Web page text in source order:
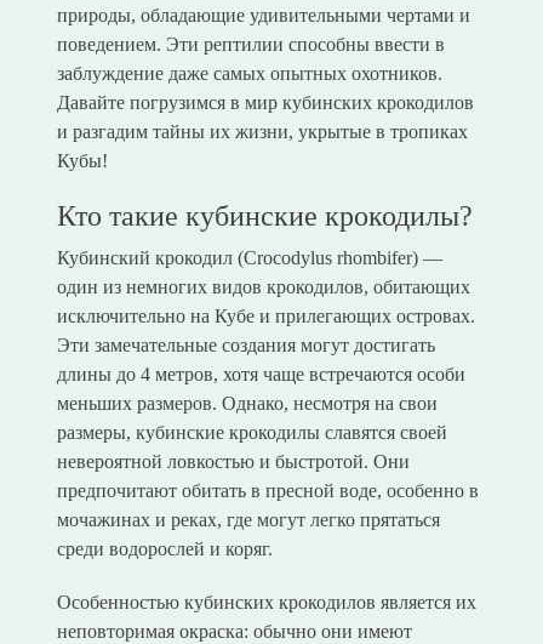
природы, обладающие удивительными чертами и
поведением. Эти рептилии способны ввести в
заблуждение даже самых опытных охотников.
Давайте погрузимся в мир кубинских крокодилов
и разгадим тайны их жизни, укрытые в тропиках
Кубы!
Кто такие кубинские крокодилы?
Кубинский крокодил (Crocodylus rhombifer) —
один из немногих видов крокодилов, обитающих
исключительно на Кубе и прилегающих островах.
Эти замечательные создания могут достигать
длины до 4 метров, хотя чаще встречаются особи
меньших размеров. Однако, несмотря на свои
размеры, кубинские крокодилы славятся своей
невероятной ловкостью и быстротой. Они
предпочитают обитать в пресной воде, особенно в
мочажинах и реках, где могут легко прятаться
среди водорослей и коряг.
Особенностью кубинских крокодилов является их
неповторимая окраска: обычно они имеют